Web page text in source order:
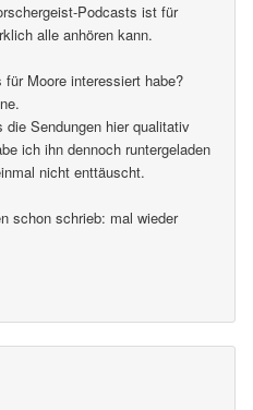
Podcasts ist für
alle anhören kann.
Moore interessiert habe?
Sendungen hier qualitativ
ich ihn dennoch runtergeladen
nicht enttäuscht.
schon schrieb: mal wieder